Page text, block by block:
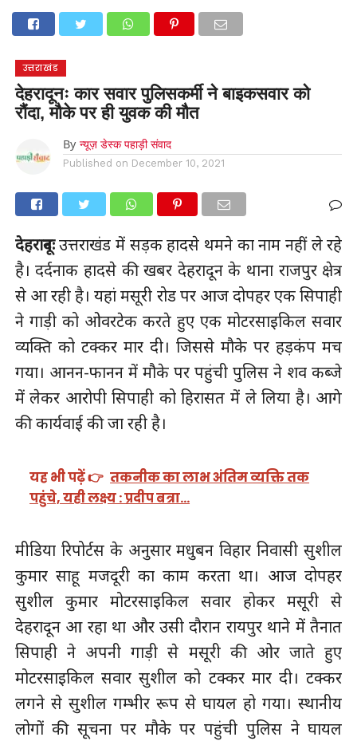
देहरादूननैनीताल
मनोरंजन
उत्तराखंड
देहरादूनः कार सवार पुलिसकर्मी ने बाइकसवार को
रौंदा, मौके पर ही युवक की मौत
By न्यूज़ डेस्क पहाड़ी संवाद
Published on December 10, 2021
देहरादूनःउत्तराखंड में सड़क हादसे थमने का नाम नहीं ले रहे
है। दर्दनाक हादसे की खबर देहरादून के थाना राजपुर क्षेत्र
से आ रही है। यहां मसूरी रोड पर आज दोपहर एक सिपाही
ने गाड़ी को ओवरटेक करते हुए एक मोटरसाइकिल सवार
व्यक्ति को टक्कर मार दी। जिससे मौके पर हड़कंप मच
गया। आनन-फानन में मौके पर पहुंची पुलिस ने शव कब्जे
में लेकर आरोपी सिपाही को हिरासत में ले लिया है। आगे
की कार्यवाई की जा रही है।
यह भी पढ़ें 👉 तकनीक का लाभ अंतिम व्यक्ति तक
पहुंचे, यही लक्ष्य : प्रदीप बत्रा…
मीडिया रिपोर्टस के अनुसार मधुबन विहार निवासी सुशील
कुमार साहू मजदूरी का काम करता था। आज दोपहर
सुशील कुमार मोटरसाइकिल सवार होकर मसूरी से
देहरादून आ रहा था और उसी दौरान रायपुर थाने में तैनात
सिपाही ने अपनी गाड़ी से मसूरी की ओर जाते हुए
मोटरसाइकिल सवार सुशील को टक्कर मार दी। टक्कर
लगने से सुशील गम्भीर रूप से घायल हो गया। स्थानीय
लोगों की सूचना पर मौके पर पहुंची पुलिस ने घायल